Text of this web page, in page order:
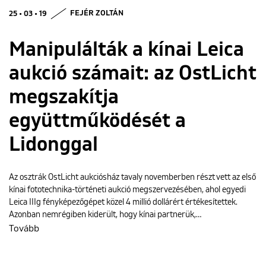
25 • 03 • 19 FEJÉR ZOLTÁN
Manipulálták a kínai Leica
aukció számait: az OstLicht
megszakítja
együttműködését a
Lidonggal
Az osztrák OstLicht aukciósház tavaly novemberben részt vett az első
kínai fototechnika-történeti aukció megszervezésében, ahol egyedi
Leica IIIg fényképezőgépet közel 4 millió dollárért értékesítettek.
Azonban nemrégiben kiderült, hogy kínai partnerük,…
Tovább